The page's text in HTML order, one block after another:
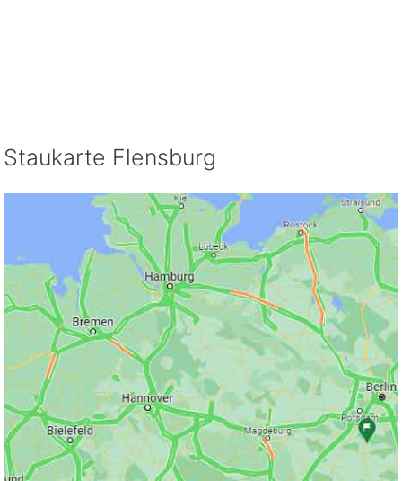
Staukarte Flensburg